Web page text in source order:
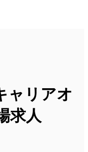
ャリアオ
求人